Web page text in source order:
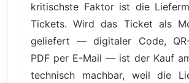
kritischste Faktor ist die
Tickets. Wird das Ticket als
geliefert — digitaler Code,
PDF per E-Mail — ist der Kauf
technisch machbar, weil die